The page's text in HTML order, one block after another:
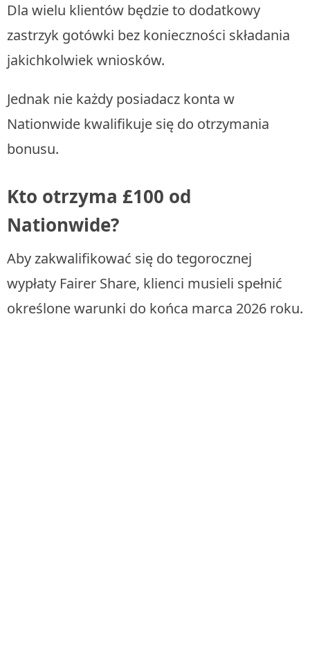
Dla wielu klientów będzie to dodatkowy
zastrzyk gotówki bez konieczności składania
jakichkolwiek wniosków.
Jednak nie każdy posiadacz konta w
Nationwide kwalifikuje się do otrzymania
bonusu.
Kto otrzyma £100 od
Nationwide?
Aby zakwalifikować się do tegorocznej
wypłaty Fairer Share, klienci musieli spełnić
określone warunki do końca marca 2026 roku.